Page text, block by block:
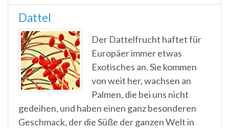
Dattel
Der Dattelfrucht haftet für
Europäer immer etwas
Exotisches an. Sie kommen
von weit her, wachsen an
Palmen, die bei uns nicht
gedeihen, und haben einen ganz besonderen
Geschmack, der die Süße der ganzen Welt in